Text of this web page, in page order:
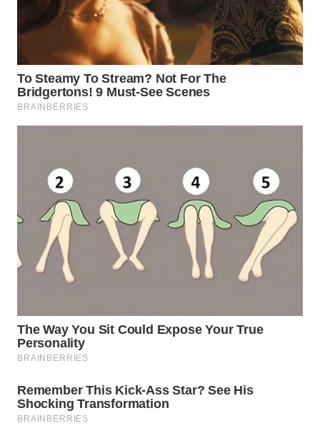
TINGGI
PAKPAK
WN
KARAWANG
BEKASI
WN
BOGOR
WN
DEPOK
TAPANULI
UTARA
SAMOSIR